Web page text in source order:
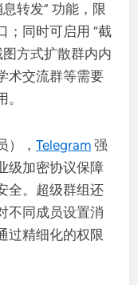
转发” 功能，限
；同时可启用 “截
方式扩散群内内
术交流群等需要
），Telegram 强
级加密协议保障
全。超级群组还
不同成员设置消
过精细化的权限